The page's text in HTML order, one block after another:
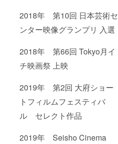
2018年 第10回 日本芸術セ
ンター映像グランプリ 入選
2018年 第66回 Tokyo月イ
チ映画祭 上映
2019年 第2回 大府ショー
トフィルムフェスティバ
ル セレクト作品
2019年 Seisho Cinema